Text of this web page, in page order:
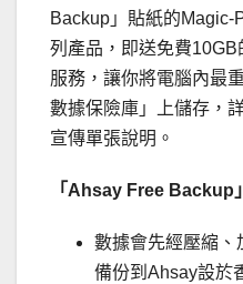
Backup」貼紙的Magic-
列產品，即送免費10GB
服務，讓你將電腦內最
數據保險庫」上儲存，
宣傳單張說明。
「Ahsay Free Backup
數據會先經壓縮、
備份到Ahsay設於